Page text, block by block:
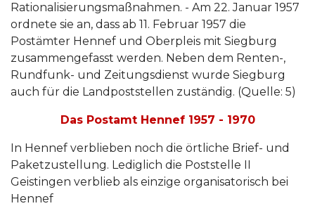
Rationalisierungsmaßnahmen. - Am 22. Januar 1957
ordnete sie an, dass ab 11. Februar 1957 die
Postämter Hennef und Oberpleis mit Siegburg
zusammengefasst werden. Neben dem Renten-,
Rundfunk- und Zeitungsdienst wurde Siegburg
auch für die Landpoststellen zuständig. (Quelle: 5)
Das Postamt Hennef 1957 - 1970
In Hennef verblieben noch die örtliche Brief- und
Paketzustellung. Lediglich die Poststelle II
Geistingen verblieb als einzige organisatorisch bei
Hennef